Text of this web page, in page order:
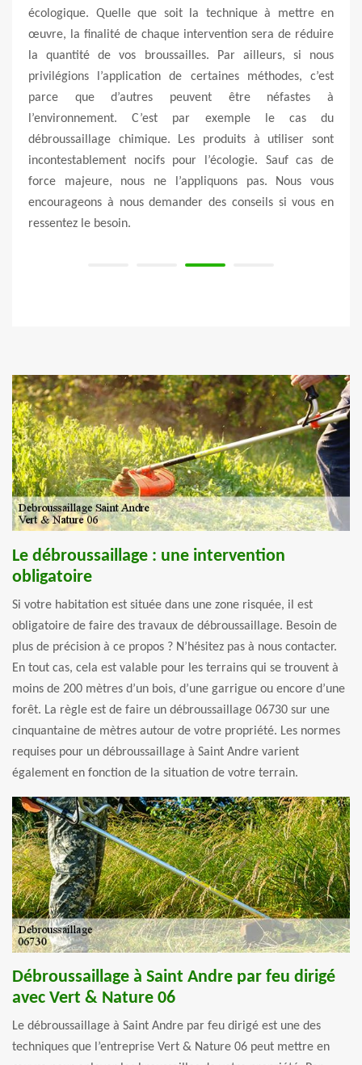
écologique. Quelle que soit la technique à mettre en
œuvre, la finalité de chaque intervention sera de réduire
la quantité de vos broussailles. Par ailleurs, si nous
privilégions l’application de certaines méthodes, c’est
parce que d’autres peuvent être néfastes à
l’environnement. C’est par exemple le cas du
débroussaillage chimique. Les produits à utiliser sont
incontestablement nocifs pour l’écologie. Sauf cas de
force majeure, nous ne l’appliquons pas. Nous vous
encourageons à nous demander des conseils si vous en
ressentez le besoin.
Le débroussaillage : une intervention
obligatoire
Si votre habitation est située dans une zone risquée, il est
obligatoire de faire des travaux de débroussaillage. Besoin de
plus de précision à ce propos ? N’hésitez pas à nous contacter.
En tout cas, cela est valable pour les terrains qui se trouvent à
moins de 200 mètres d’un bois, d’une garrigue ou encore d’une
forêt. La règle est de faire un débroussaillage 06730 sur une
cinquantaine de mètres autour de votre propriété. Les normes
requises pour un débroussaillage à Saint Andre varient
également en fonction de la situation de votre terrain.
Débroussaillage à Saint Andre par feu dirigé
avec Vert & Nature 06
Le débroussaillage à Saint Andre par feu dirigé est une des
techniques que l’entreprise Vert & Nature 06 peut mettre en